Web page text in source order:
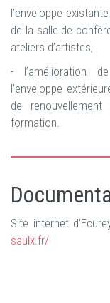
l’enveloppe
de la salle de
ateliers d’artistes,
- l’amélioration
l’enveloppe
de
formation.
Site internet
saulx.fr/